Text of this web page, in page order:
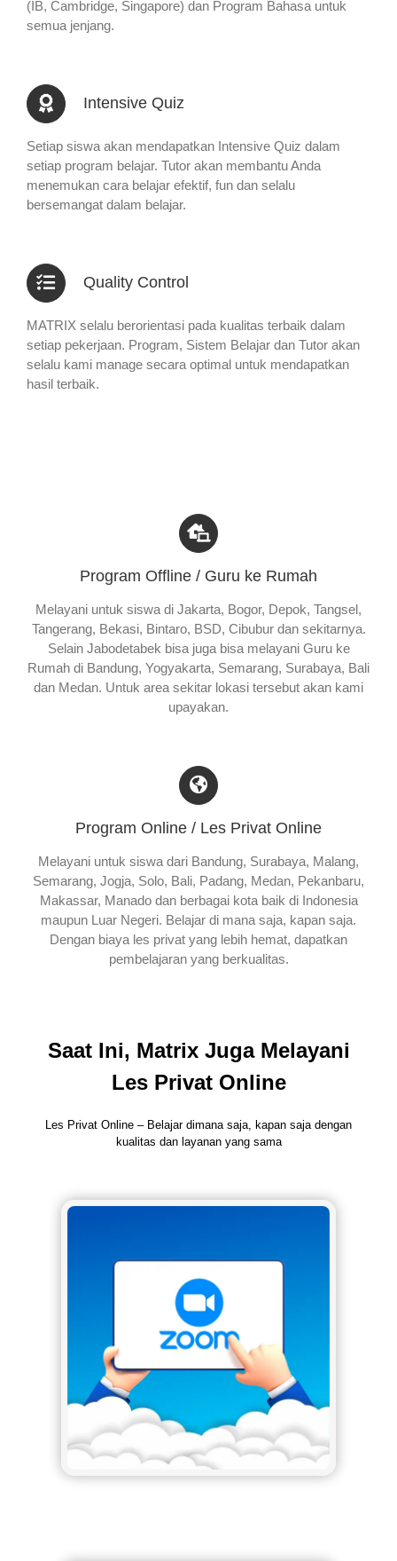
(IB, Cambridge, Singapore) dan Program Bahasa untuk
semua jenjang.
Intensive Quiz
Setiap siswa akan mendapatkan Intensive Quiz dalam
setiap program belajar. Tutor akan membantu Anda
menemukan cara belajar efektif, fun dan selalu
bersemangat dalam belajar.
Quality Control
MATRIX selalu berorientasi pada kualitas terbaik dalam
setiap pekerjaan. Program, Sistem Belajar dan Tutor akan
selalu kami manage secara optimal untuk mendapatkan
hasil terbaik.
Program Offline / Guru ke Rumah
Melayani untuk siswa di Jakarta, Bogor, Depok, Tangsel,
Tangerang, Bekasi, Bintaro, BSD, Cibubur dan sekitarnya.
Selain Jabodetabek bisa juga bisa melayani Guru ke
Rumah di Bandung, Yogyakarta, Semarang, Surabaya, Bali
dan Medan. Untuk area sekitar lokasi tersebut akan kami
upayakan.
Program Online / Les Privat Online
Melayani untuk siswa dari Bandung, Surabaya, Malang,
Semarang, Jogja, Solo, Bali, Padang, Medan, Pekanbaru,
Makassar, Manado dan berbagai kota baik di Indonesia
maupun Luar Negeri. Belajar di mana saja, kapan saja.
Dengan biaya les privat yang lebih hemat, dapatkan
pembelajaran yang berkualitas.
Saat Ini, Matrix Juga Melayani
Les Privat Online
Les Privat Online – Belajar dimana saja, kapan saja dengan
kualitas dan layanan yang sama